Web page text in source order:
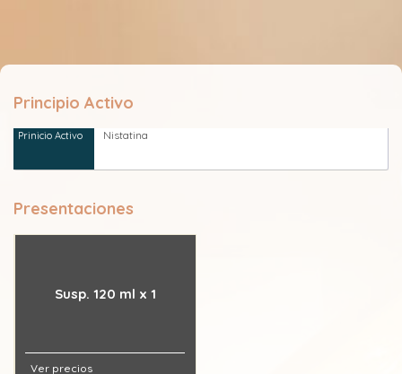
Principio Activo
Nistatina
Presentaciones
Susp. 120 ml x 1
Ver precios